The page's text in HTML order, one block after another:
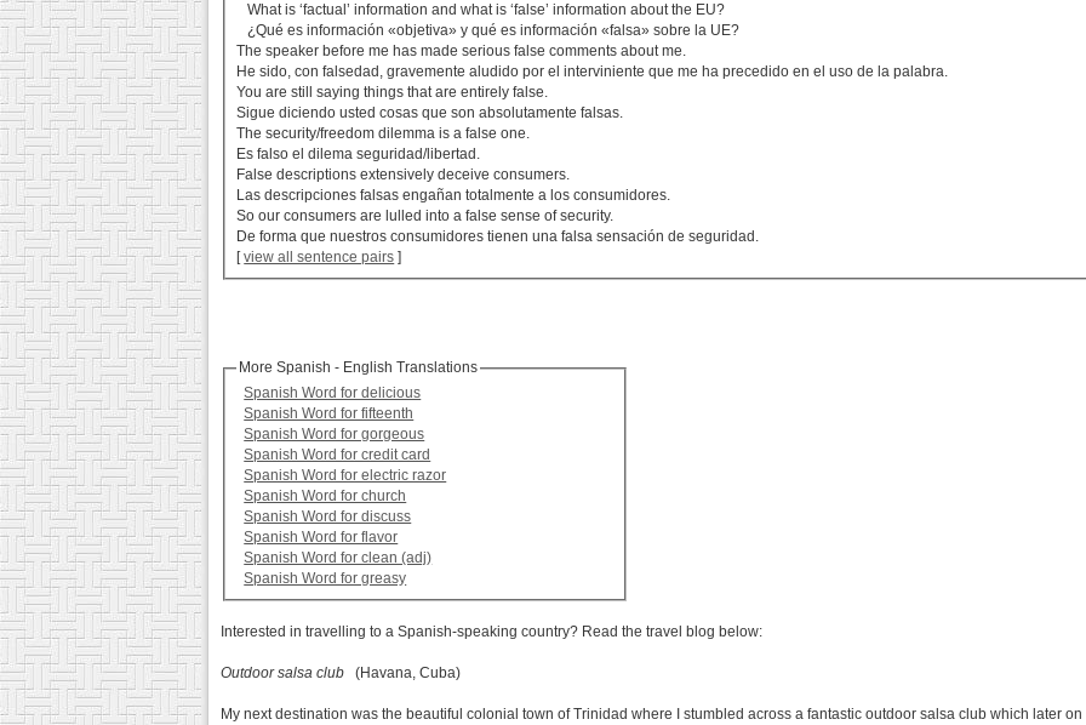
What is ‘factual’ information and what is ‘false’ information about the EU?
¿Qué es información «objetiva» y qué es información «falsa» sobre la UE?
The speaker before me has made serious false comments about me.
He sido, con falsedad, gravemente aludido por el interviniente que me ha precedido en el uso de la palabra.
You are still saying things that are entirely false.
Sigue diciendo usted cosas que son absolutamente falsas.
The security/freedom dilemma is a false one.
Es falso el dilema seguridad/libertad.
False descriptions extensively deceive consumers.
Las descripciones falsas engañan totalmente a los consumidores.
So our consumers are lulled into a false sense of security.
De forma que nuestros consumidores tienen una falsa sensación de seguridad.
[view all sentence pairs ]
More Spanish - English Translations
Spanish Word for delicious
Spanish Word for fifteenth
Spanish Word for gorgeous
Spanish Word for credit card
Spanish Word for electric razor
Spanish Word for church
Spanish Word for discuss
Spanish Word for flavor
Spanish Word for clean (adj)
Spanish Word for greasy
Interested in travelling to a Spanish-speaking country? Read the travel blog below:
Outdoor salsa club (Havana, Cuba)
My next destination was the beautiful colonial town of Trinidad where I stumbled across a fantastic outdoor salsa club which later